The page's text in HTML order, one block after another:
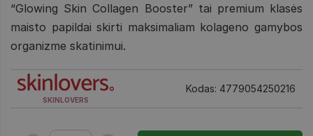
“Glowing Skin Collagen Booster” tai premium klasės
maisto papildai skirti maksimaliam kolageno gamybos
organizme skatinimui.
SKINLOVERS
Kodas: 4779054250216